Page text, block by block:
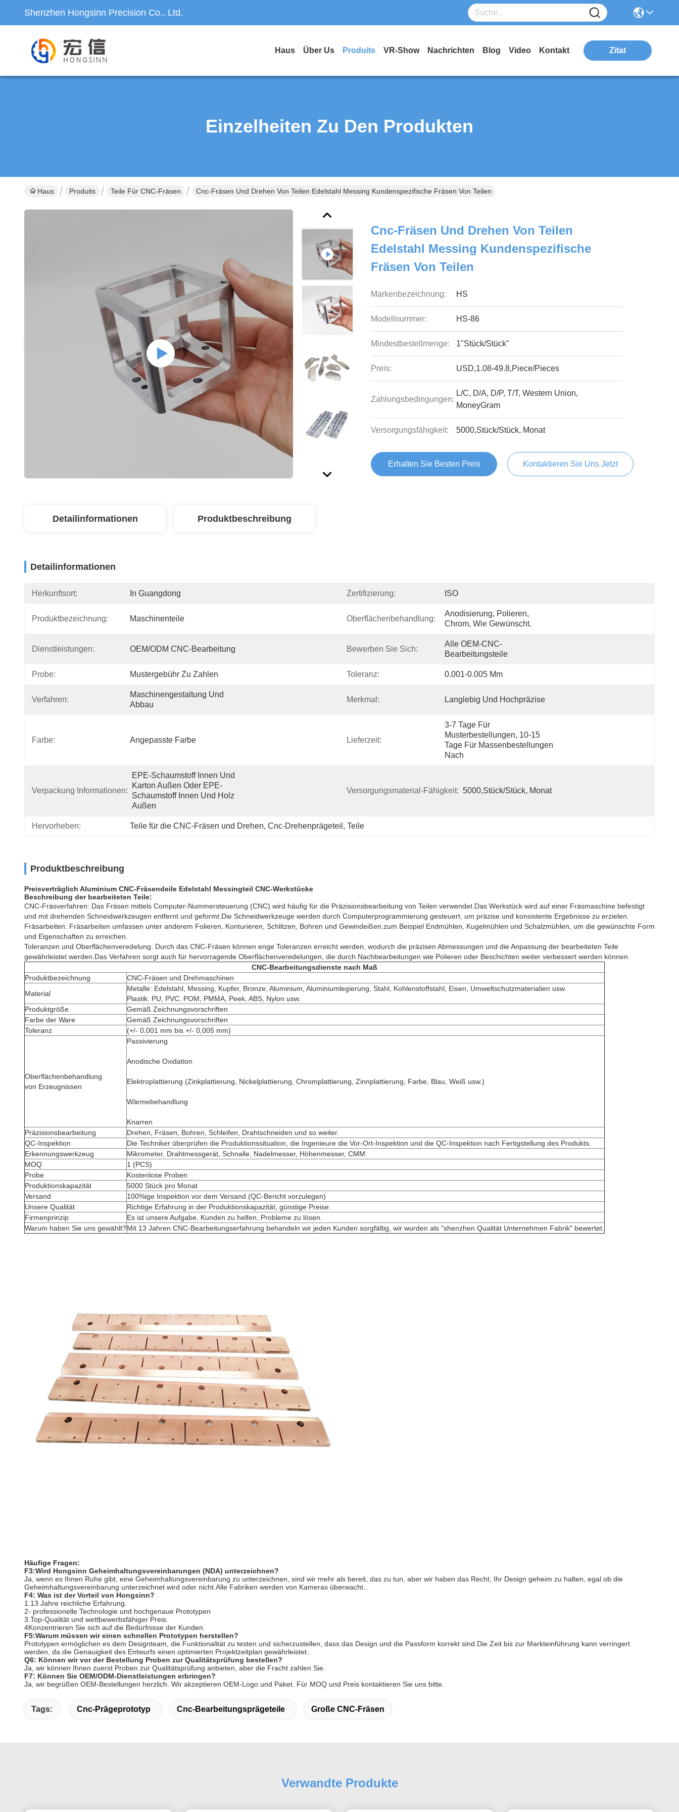
Shenzhen Hongsinn Precision Co., Ltd.
Haus Über Us Produits VR-Show Nachrichten Blog Video Kontakt Zitat
Einzelheiten Zu Den Produkten
Haus Produits Teile Für CNC-Fräsen Cnc-Fräsen Und Drehen Von Teilen Edelstahl Messing Kundenspezifische Fräsen Von Teilen
Cnc-Fräsen Und Drehen Von Teilen
Edelstahl Messing Kundenspezifische
Fräsen Von Teilen
Markenbezeichnung: HS
Modellnummer: HS-86
Mindestbestellmenge: 1"Stück/Stück"
Preis: USD,1.08-49.8,Piece/Pieces
Zahlungsbedingungen:
L/C, D/A, D/P, T/T, Western Union,
MoneyGram
Versorgungsfähigkeit: 5000,Stück/Stück, Monat
Erhalten Sie Besten Preis Kontaktieren Sie Uns Jetzt
Detailinformationen Produktbeschreibung
Detailinformationen
Herkunftsort: In Guangdong Zertifizierung: ISO
Produktbezeichnung: Maschinenteile Oberflächenbehandlung:
Anodisierung, Polieren,
Chrom, Wie Gewünscht.
Dienstleistungen: OEM/ODM CNC-Bearbeitung Bewerben Sie Sich:
Alle OEM-CNC-
Bearbeitungsteile
Probe: Mustergebühr Zu Zahlen Toleranz: 0.001-0.005 Mm
Verfahren:
Maschinengestaltung Und
Abbau
Merkmal: Langlebig Und Hochpräzise
Farbe: Angepasste Farbe Lieferzeit:
3-7 Tage Für
Musterbestellungen, 10-15
Tage Für Massenbestellungen
Nach
Verpackung Informationen:
EPE-Schaumstoff Innen Und
Karton Außen Oder EPE-
Schaumstoff Innen Und Holz
Außen
Versorgungsmaterial-Fähigkeit: 5000,Stück/Stück, Monat
Hervorheben: Teile für die CNC-Fräsen und Drehen, Cnc-Drehenprägeteil , Teile
Produktbeschreibung
Preisverträglich Aluminium CNC-Fräsendeile Edelstahl Messingteil CNC-Werkstücke
Beschreibung der bearbeiteten Teile:
CNC-Fräsverfahren: Das Fräsen mittels Computer-Nummersteuerung (CNC) wird häufig für die Präzisionsbearbeitung von Teilen verwendet.Das Werkstück wird auf einer Fräsmaschine befestigt
und mit drehenden Schneidwerkzeugen entfernt und geformt.Die Schneidwerkzeuge werden durch Computerprogrammierung gesteuert, um präzise und konsistente Ergebnisse zu erzielen.
Fräsarbeiten: Fräsarbeiten umfassen unter anderem Folieren, Konturieren, Schlitzen, Bohren und Gewindeißen.zum Beispiel Endmühlen, Kugelmühlen und Schalzmühlen, um die gewünschte Form
und Eigenschaften zu erreichen.
Toleranzen und Oberflächenveredelung: Durch das CNC-Fräsen können enge Toleranzen erreicht werden, wodurch die präzisen Abmessungen und die Anpassung der bearbeiteten Teile
gewährleistet werden.Das Verfahren sorgt auch für hervorragende Oberflächenveredelungen, die durch Nachbearbeitungen wie Polieren oder Beschichten weiter verbessert werden können.
CNC-Bearbeitungsdienste nach Maß
Produktbezeichnung
CNC-Fräsen und Drehmaschinen
Material
Metalle: Edelstahl, Messing, Kupfer, Bronze, Aluminium, Aluminiumlegierung, Stahl, Kohlenstoffstahl, Eisen, Umweltschutzmaterialien usw.
Plastik: PU, PVC, POM, PMMA, Peek, ABS, Nylon usw.
Produktgröße
Gemäß Zeichnungsvorschriften
Farbe der Ware
Gemäß Zeichnungsvorschriften
Toleranz
(+/- 0,001 mm bis +/- 0,005 mm)
Oberflächenbehandlung
von Erzeugnissen
Passivierung
Anodische Oxidation
Elektroplattierung (Zinkplattierung, Nickelplattierung, Chromplattierung, Zinnplattierung, Farbe, Blau, Weiß usw.)
Wärmebehandlung
Knarren
Präzisionsbearbeitung
Drehen, Fräsen, Bohren, Schleifen, Drahtschneiden und so weiter.
QC-Inspektion
Die Techniker überprüfen die Produktionssituation, die Ingenieure die Vor-Ort-Inspektion und die QC-Inspektion nach Fertigstellung des Produkts.
Erkennungswerkzeug
Mikrometer, Drahtmessgerät, Schnalle, Nadelmesser, Höhenmesser, CMM.
MOQ
1 (PCS)
Probe
Kostenlose Proben
Produktionskapazität
5000 Stück pro Monat
Versand
100%ige Inspektion vor dem Versand (QC-Bericht vorzulegen)
Unsere Qualität
Richtige Erfahrung in der Produktionskapazität, günstige Preise.
Firmenprinzip
Es ist unsere Aufgabe, Kunden zu helfen, Probleme zu lösen.
Warum haben Sie uns gewählt?Mit 13 Jahren CNC-Bearbeitungserfahrung behandeln wir jeden Kunden sorgfältig, wir wurden als "shenzhen Qualität Unternehmen Fabrik" bewertet.
Häufige Fragen:
F3:Wird Hongsinn Geheimhaltungsvereinbarungen (NDA) unterzeichnen?
Ja, wenn es Ihnen Ruhe gibt, eine Geheimhaltungsvereinbarung zu unterzeichnen, sind wir mehr als bereit, das zu tun, aber wir haben das Recht, Ihr Design geheim zu halten, egal ob die
Geheimhaltungsvereinbarung unterzeichnet wird oder nicht.Alle Fabriken werden von Kameras überwacht..
F4: Was ist der Vorteil von Hongsinn?
1.13 Jahre reichliche Erfahrung.
2- professionelle Technologie und hochgenaue Prototypen
3.Top-Qualität und wettbewerbsfähiger Preis.
4Konzentrieren Sie sich auf die Bedürfnisse der Kunden.
F5:Warum müssen wir einen schnellen Prototypen herstellen?
Prototypen ermöglichen es dem Designteam, die Funktionalität zu testen und sicherzustellen, dass das Design und die Passform korrekt sind.Die Zeit bis zur Markteinführung kann verringert
werden, da die Genauigkeit des Entwurfs einen optimierten Projektzeitplan gewährleistet..
Q6: Können wir vor der Bestellung Proben zur Qualitätsprüfung bestellen?
Ja, wir können Ihnen zuerst Proben zur Qualitätsprüfung anbieten, aber die Fracht zahlen Sie.
F7: Können Sie OEM/ODM-Dienstleistungen erbringen?
Ja, wir begrüßen OEM-Bestellungen herzlich. Wir akzeptieren OEM-Logo und Paket. Für MOQ und Preis kontaktieren Sie uns bitte.
Tags: Cnc-Prägeprototyp Cnc-Bearbeitungsprägeteile Große CNC-Fräsen
Verwandte Produkte